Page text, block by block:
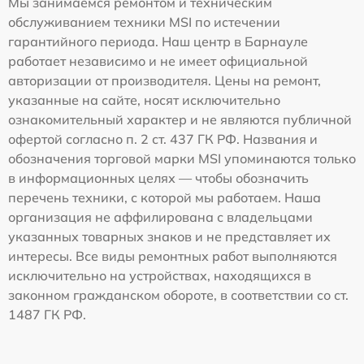
обслуживанием техники MSI по истечении
гарантийного периода. Наш центр в Барнауле
работает независимо и не имеет официальной
авторизации от производителя. Цены на ремонт,
указанные на сайте, носят исключительно
ознакомительный характер и не являются публичной
офертой согласно п. 2 ст. 437 ГК РФ. Названия и
обозначения торговой марки MSI упоминаются только
в информационных целях — чтобы обозначить
перечень техники, с которой мы работаем. Наша
организация не аффилирована с владельцами
указанных товарных знаков и не представляет их
интересы. Все виды ремонтных работ выполняются
исключительно на устройствах, находящихся в
законном гражданском обороте, в соответствии со ст.
1487 ГК РФ.